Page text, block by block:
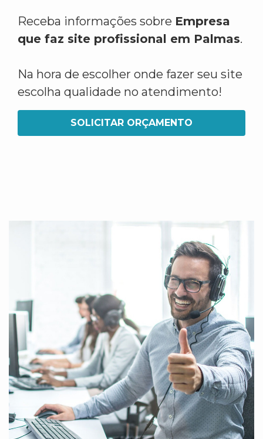
Receba informações sobre Empresa
que faz site profissional em Palmas.
Na hora de escolher onde fazer seu site
escolha qualidade no atendimento!
SOLICITAR ORÇAMENTO